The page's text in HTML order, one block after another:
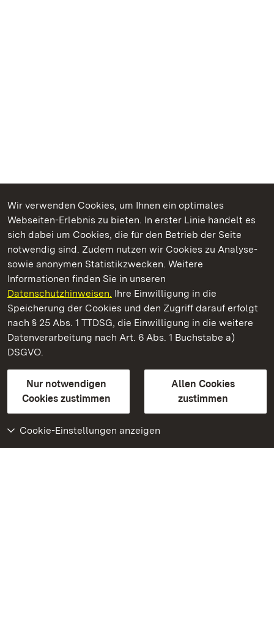
Wir verwenden Cookies, um Ihnen ein optimales
Webseiten-Erlebnis zu bieten. In erster Linie handelt es
sich dabei um Cookies, die für den Betrieb der Seite
notwendig sind. Zudem nutzen wir Cookies zu Analyse-
sowie anonymen Statistikzwecken. Weitere
Informationen finden Sie in unseren
Datenschutzhinweisen. Ihre Einwilligung in die
Speicherung der Cookies und den Zugriff darauf erfolgt
nach § 25 Abs. 1 TTDSG, die Einwilligung in die weitere
Datenverarbeitung nach Art. 6 Abs. 1 Buchstabe a)
DSGVO.
Nur notwendigen
Cookies zustimmen
Allen Cookies
zustimmen
Cookie-Einstellungen anzeigen
Kommen. Staunen. Genießen.
Schloss und Schlossgarten Schwetzingen
Staatliche Schlösser und Gärten Baden-Württemberg
Kontakt
GebärdenspracheLeichte Sprache
Erklärung zur Barrierefreiheit
BITV-konform (geprüfte Seiten)
Weiteres